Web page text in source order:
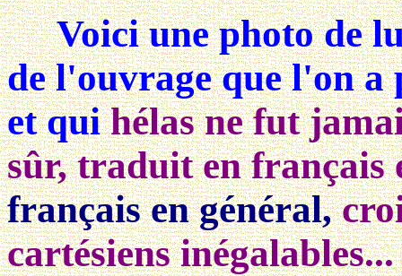
Voici une photo de
de l'ouvrage que l'on a
et quihélas ne fut
sûr, traduit en français
français en général,
cartésiens inégalables...